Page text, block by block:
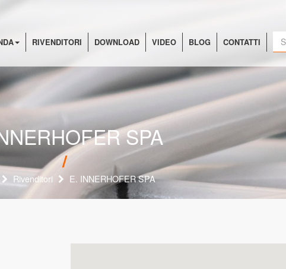
RIVENDITORI DOWNLOAD VIDEO BLOG CONTATTI
SPA
Rivenditori E. INNERHOFER SPA